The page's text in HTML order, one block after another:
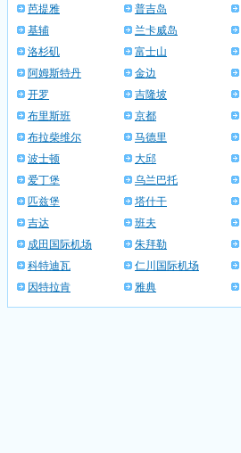
芭提雅
普吉岛
基辅
兰卡威岛
洛杉矶
富士山
阿姆斯特丹
金边
开罗
吉隆坡
布里斯班
京都
布拉柴维尔
马德里
波士顿
大邱
爱丁堡
乌兰巴托
匹兹堡
塔什干
吉达
班夫
成田国际机场
朱拜勒
科特迪瓦
仁川国际机场
因特拉肯
雅典